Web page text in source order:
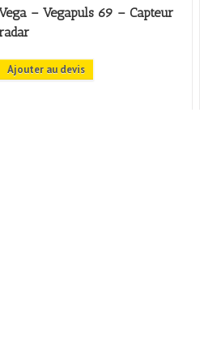
– Vegapuls 69 – Capteur
Ajouter au devis